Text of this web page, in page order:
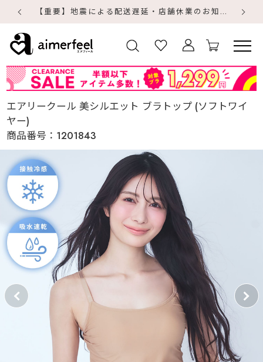
【重要】地震による配送遅延・店舗休業のお知らせ
エアリークール 美シルエット ブラトップ (ソフトワイ
ヤー)
商品番号： 1201843